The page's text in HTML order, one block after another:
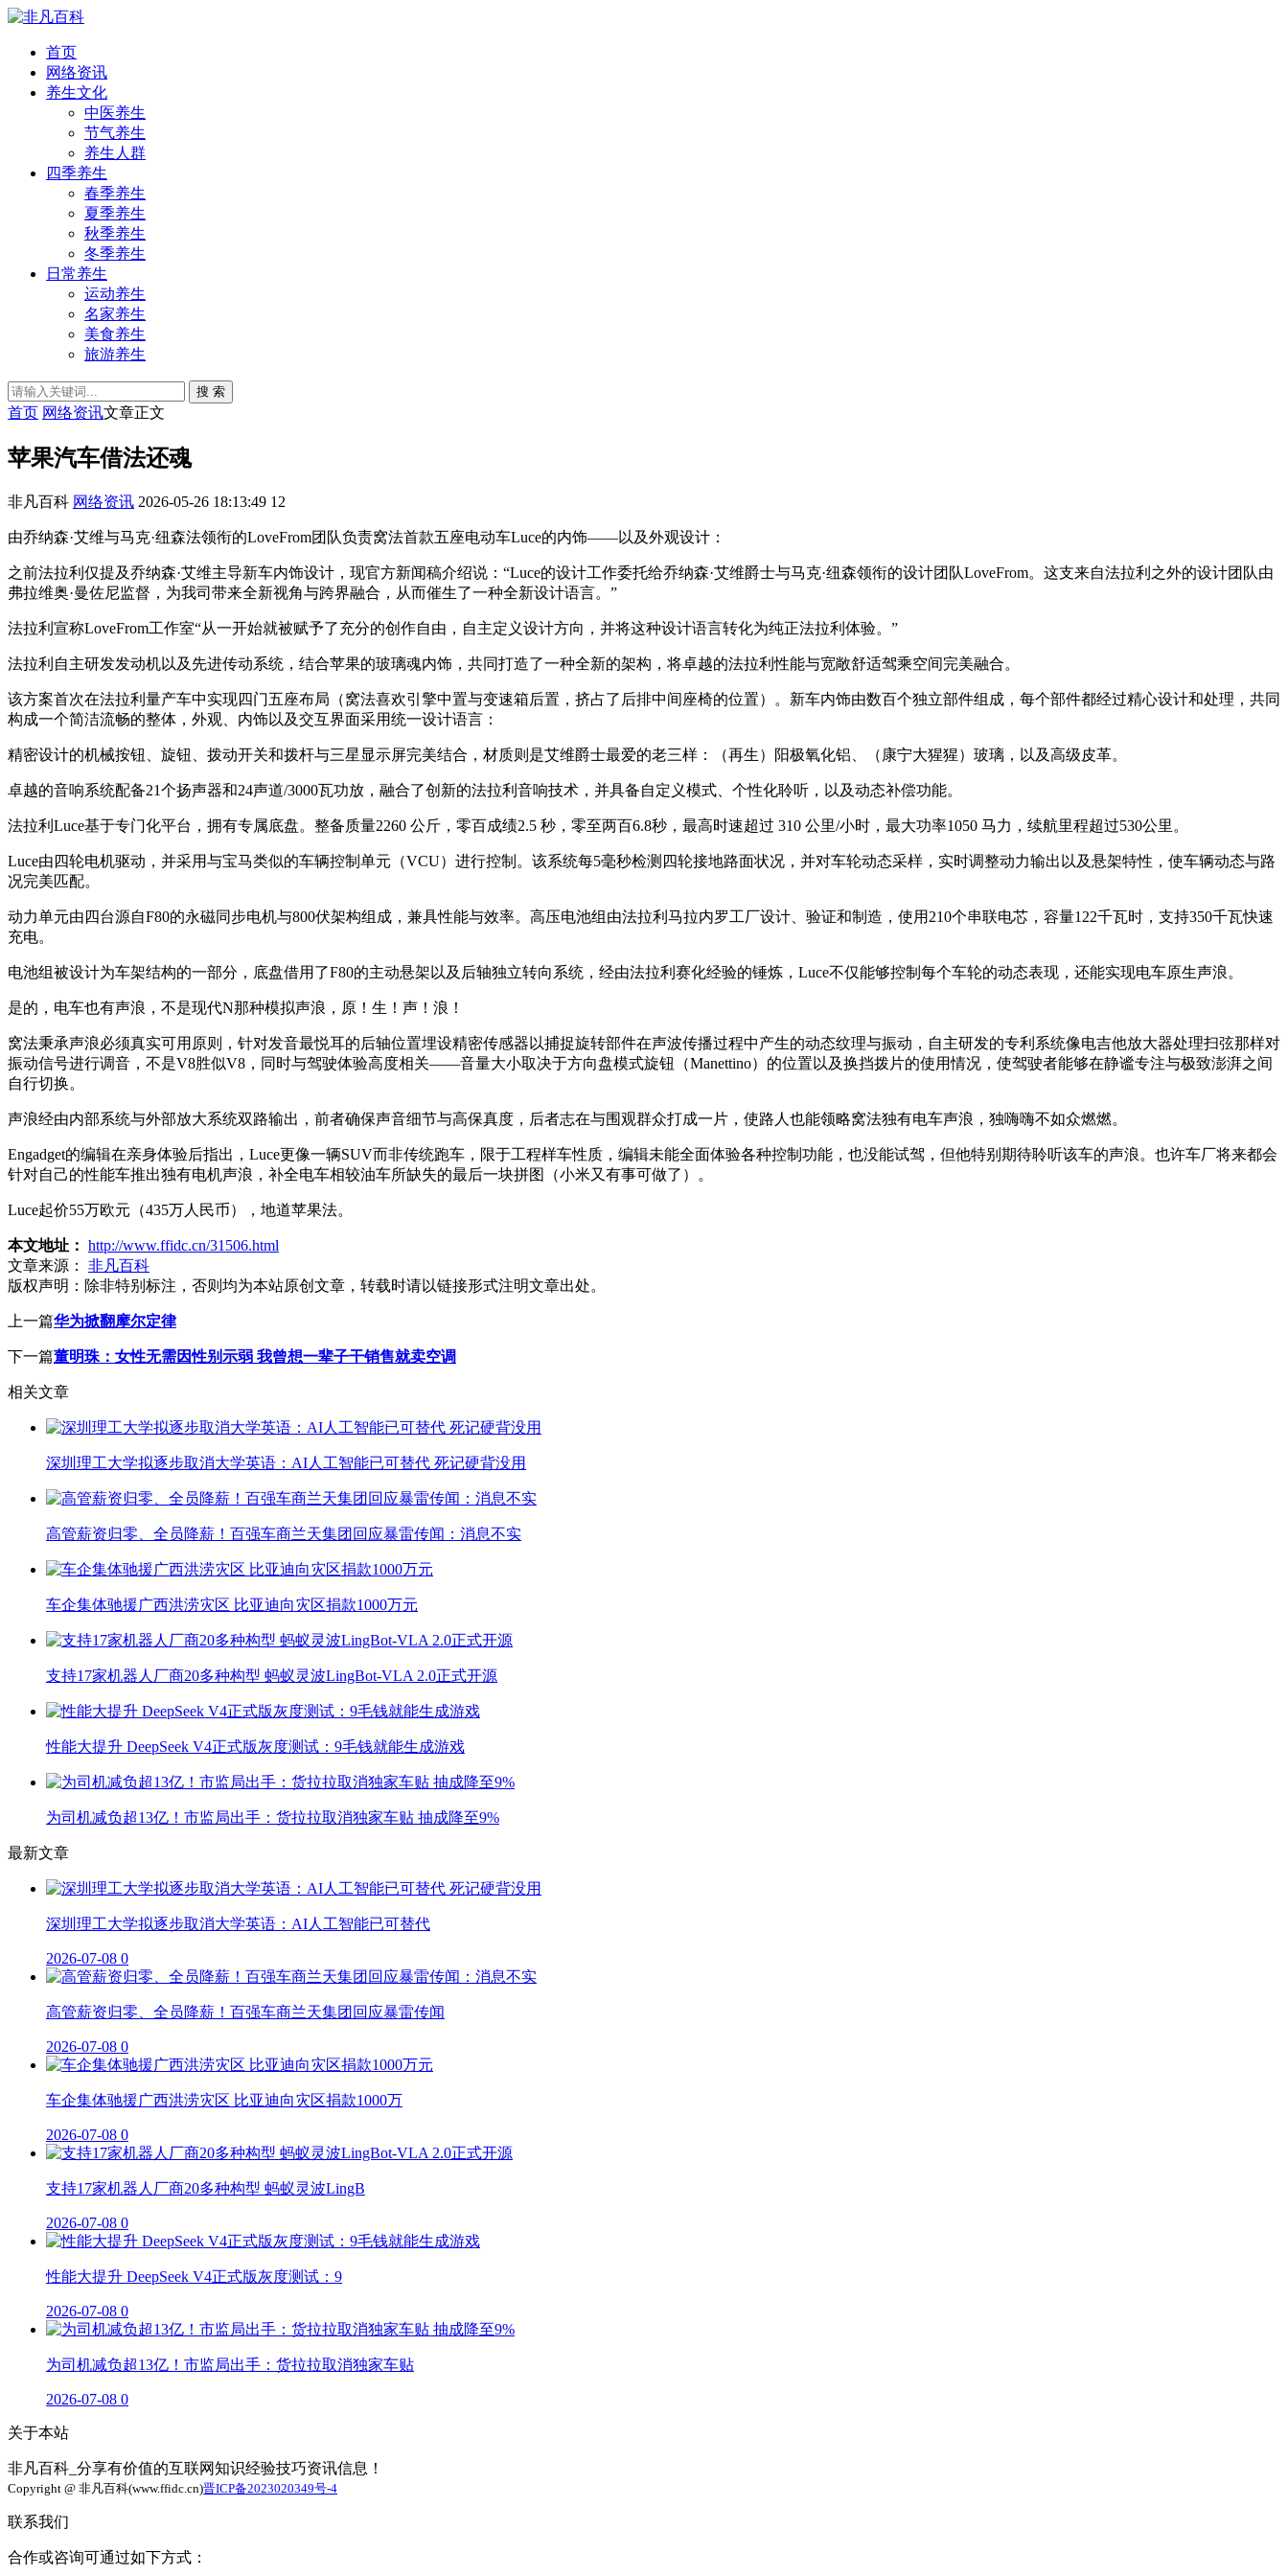
首页
网络资讯
养生文化
中医养生
节气养生
养生人群
四季养生
春季养生
夏季养生
秋季养生
冬季养生
日常养生
运动养生
名家养生
美食养生
旅游养生
搜 索
首页 网络资讯文章正文
苹果汽车借法还魂
非凡百科 网络资讯 2026-05-26 18:13:49 12
由乔纳森·艾维与马克·纽森法领衔的LoveFrom团队负责窝法首款五座电动车Luce的内饰——以及外观设计：
之前法拉利仅提及乔纳森·艾维主导新车内饰设计，现官方新闻稿介绍说：“Luce的设计工作委托给乔纳森·艾维爵士与马克·纽森领衔的设计团队LoveFrom。这支来自法拉利之外的设计团队由
弗拉维奥·曼佐尼监督，为我司带来全新视角与跨界融合，从而催生了一种全新设计语言。”
法拉利宣称LoveFrom工作室“从一开始就被赋予了充分的创作自由，自主定义设计方向，并将这种设计语言转化为纯正法拉利体验。”
法拉利自主研发发动机以及先进传动系统，结合苹果的玻璃魂内饰，共同打造了一种全新的架构，将卓越的法拉利性能与宽敞舒适驾乘空间完美融合。
该方案首次在法拉利量产车中实现四门五座布局（窝法喜欢引擎中置与变速箱后置，挤占了后排中间座椅的位置）。新车内饰由数百个独立部件组成，每个部件都经过精心设计和处理，共同
构成一个简洁流畅的整体，外观、内饰以及交互界面采用统一设计语言：
精密设计的机械按钮、旋钮、拨动开关和拨杆与三星显示屏完美结合，材质则是艾维爵士最爱的老三样：（再生）阳极氧化铝、（康宁大猩猩）玻璃，以及高级皮革。
卓越的音响系统配备21个扬声器和24声道/3000瓦功放，融合了创新的法拉利音响技术，并具备自定义模式、个性化聆听，以及动态补偿功能。
法拉利Luce基于专门化平台，拥有专属底盘。整备质量2260 公斤，零百成绩2.5 秒，零至两百6.8秒，最高时速超过 310 公里/小时，最大功率1050 马力，续航里程超过530公里。
Luce由四轮电机驱动，并采用与宝马类似的车辆控制单元（VCU）进行控制。该系统每5毫秒检测四轮接地路面状况，并对车轮动态采样，实时调整动力输出以及悬架特性，使车辆动态与路
况完美匹配。
动力单元由四台源自F80的永磁同步电机与800伏架构组成，兼具性能与效率。高压电池组由法拉利马拉内罗工厂设计、验证和制造，使用210个串联电芯，容量122千瓦时，支持350千瓦快速
充电。
电池组被设计为车架结构的一部分，底盘借用了F80的主动悬架以及后轴独立转向系统，经由法拉利赛化经验的锤炼，Luce不仅能够控制每个车轮的动态表现，还能实现电车原生声浪。
是的，电车也有声浪，不是现代N那种模拟声浪，原！生！声！浪！
窝法秉承声浪必须真实可用原则，针对发音最悦耳的后轴位置埋设精密传感器以捕捉旋转部件在声波传播过程中产生的动态纹理与振动，自主研发的专利系统像电吉他放大器处理扫弦那样对
振动信号进行调音，不是V8胜似V8，同时与驾驶体验高度相关——音量大小取决于方向盘模式旋钮（Manettino）的位置以及换挡拨片的使用情况，使驾驶者能够在静谧专注与极致澎湃之间
自行切换。
声浪经由内部系统与外部放大系统双路输出，前者确保声音细节与高保真度，后者志在与围观群众打成一片，使路人也能领略窝法独有电车声浪，独嗨嗨不如众燃燃。
Engadget的编辑在亲身体验后指出，Luce更像一辆SUV而非传统跑车，限于工程样车性质，编辑未能全面体验各种控制功能，也没能试驾，但他特别期待聆听该车的声浪。也许车厂将来都会
针对自己的性能车推出独有电机声浪，补全电车相较油车所缺失的最后一块拼图（小米又有事可做了）。
Luce起价55万欧元（435万人民币），地道苹果法。
本文地址： http://www.ffidc.cn/31506.html
文章来源：
非凡百科
版权声明： 除非特别标注，否则均为本站原创文章，转载时请以链接形式注明文章出处。
上一篇华为掀翻摩尔定律
下一篇董明珠：女性无需因性别示弱 我曾想一辈子干销售就卖空调
相关文章
深圳理工大学拟逐步取消大学英语：AI人工智能已可替代 死记硬背没用
高管薪资归零、全员降薪！百强车商兰天集团回应暴雷传闻：消息不实
车企集体驰援广西洪涝灾区 比亚迪向灾区捐款1000万元
支持17家机器人厂商20多种构型 蚂蚁灵波LingBot-VLA 2.0正式开源
性能大提升 DeepSeek V4正式版灰度测试：9毛钱就能生成游戏
为司机减负超13亿！市监局出手：货拉拉取消独家车贴 抽成降至9%
最新文章
深圳理工大学拟逐步取消大学英语：AI人工智能已可替代
2026-07-08 0
高管薪资归零、全员降薪！百强车商兰天集团回应暴雷传闻
2026-07-08 0
车企集体驰援广西洪涝灾区 比亚迪向灾区捐款1000万
2026-07-08 0
支持17家机器人厂商20多种构型 蚂蚁灵波LingB
2026-07-08 0
性能大提升 DeepSeek V4正式版灰度测试：9
2026-07-08 0
为司机减负超13亿！市监局出手：货拉拉取消独家车贴
2026-07-08 0
关于本站
非凡百科_分享有价值的互联网知识经验技巧资讯信息！
Copyright @ 非凡百科(www.ffidc.cn)晋ICP备2023020349号-4
联系我们
合作或咨询可通过如下方式：